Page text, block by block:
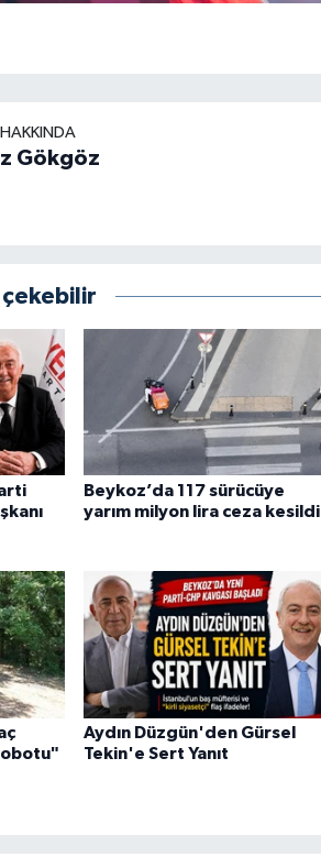
Gökgöz
çekebilir
Beykoz’da 117 sürücüye
yarım milyon lira ceza kesildi
Aydın Düzgün'den Gürsel
Tekin'e Sert Yanıt